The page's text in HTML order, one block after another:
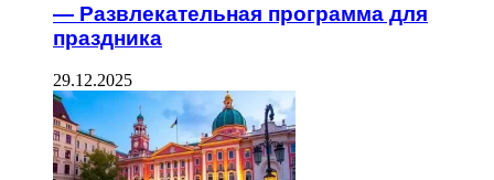
— Развлекательная программа для
праздника
29.12.2025